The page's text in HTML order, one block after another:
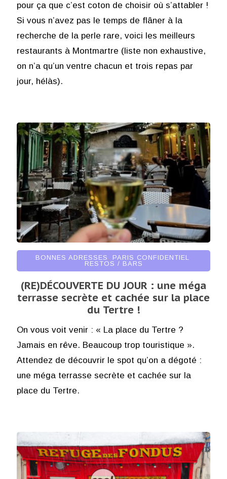
pour ça que c’est coton de choisir où s’attabler !
Si vous n’avez pas le temps de flâner à la
recherche de la perle rare, voici les meilleurs
restaurants à Montmartre (liste non exhaustive,
on n’a qu’un ventre chacun et trois repas par
jour, hélàs).
BONNES ADRESSES , PARIS CONFIDENTIEL,
RESTOS / BARS
(RE)DÉCOUVERTE DU JOUR : une méga
terrasse secrète et cachée sur la place
du Tertre !
On vous voit venir : « La place du Tertre ?
Jamais en rêve. Beaucoup trop touristique ».
Attendez de découvrir le spot qu’on a dégoté :
une méga terrasse secrète et cachée sur la
place du Tertre.